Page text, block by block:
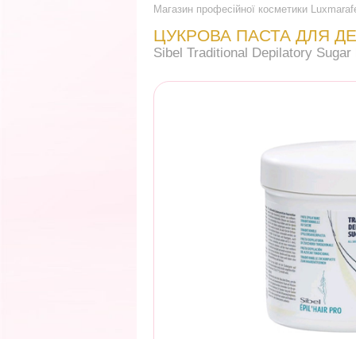
Магазин професійної косметики
ЦУКРОВА ПАСТА ДЛЯ
Sibel Traditional Depilatory Sugar­